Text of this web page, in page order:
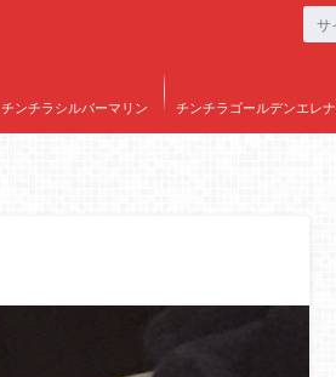
チンチラシルバーマリン チンチラゴールデンエレナ